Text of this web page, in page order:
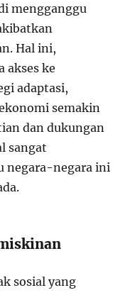
mengganggu
Hal ini,
akses ke
adaptasi,
semakin
dan dukungan
sangat
negara-negara ini
sosial yang